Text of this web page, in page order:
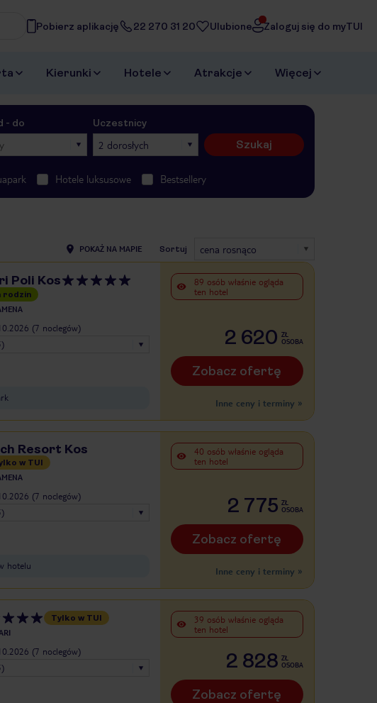
Pobierz aplikację 22 270 31 20 Ulubione Zaloguj się do myTUI
Kierunki Hotele Atrakcje Więcej
- do Uczestnicy
2 dorosłych Szukaj
Hotele luksusowe Bestsellery
POKAŻ NA MAPIE Sortuj cena rosnąco
Poli Kos
rodzin
(7 noclegów)
89 osób właśnie ogląda
ten hotel
2 620 ZŁ
OSOBA
Zobacz ofertę
Inne ceny i terminy »
Resort Kos
w TUI
(7 noclegów)
hotelu
40 osób właśnie ogląda
ten hotel
2 775 ZŁ
OSOBA
Zobacz ofertę
Inne ceny i terminy »
Tylko w TUI
(7 noclegów)
39 osób właśnie ogląda
ten hotel
2 828 ZŁ
OSOBA
Zobacz ofertę